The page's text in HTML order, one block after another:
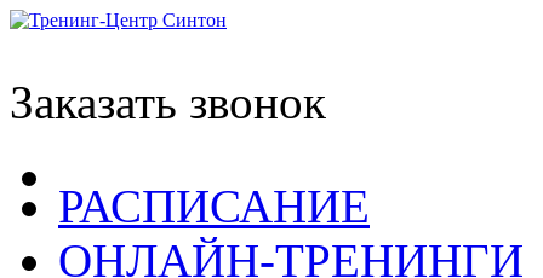
Заказать звонок
РАСПИСАНИЕ
ОНЛАЙН-ТРЕНИНГИ